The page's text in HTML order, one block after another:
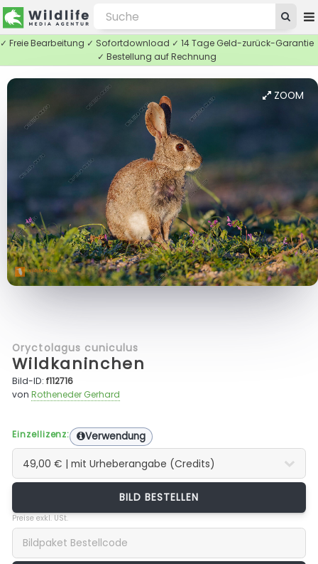
✓ Freie Bearbeitung ✓ Sofortdownload ✓ 14 Tage Geld-zurück-Garantie
✓ Bestellung auf Rechnung
ZOOM
Oryctolagus cuniculus
Wildkaninchen
Bild-ID:f112716
vonRotheneder Gerhard
Einzellizenz: Verwendung
BILD BESTELLEN
Preise exkl. USt.